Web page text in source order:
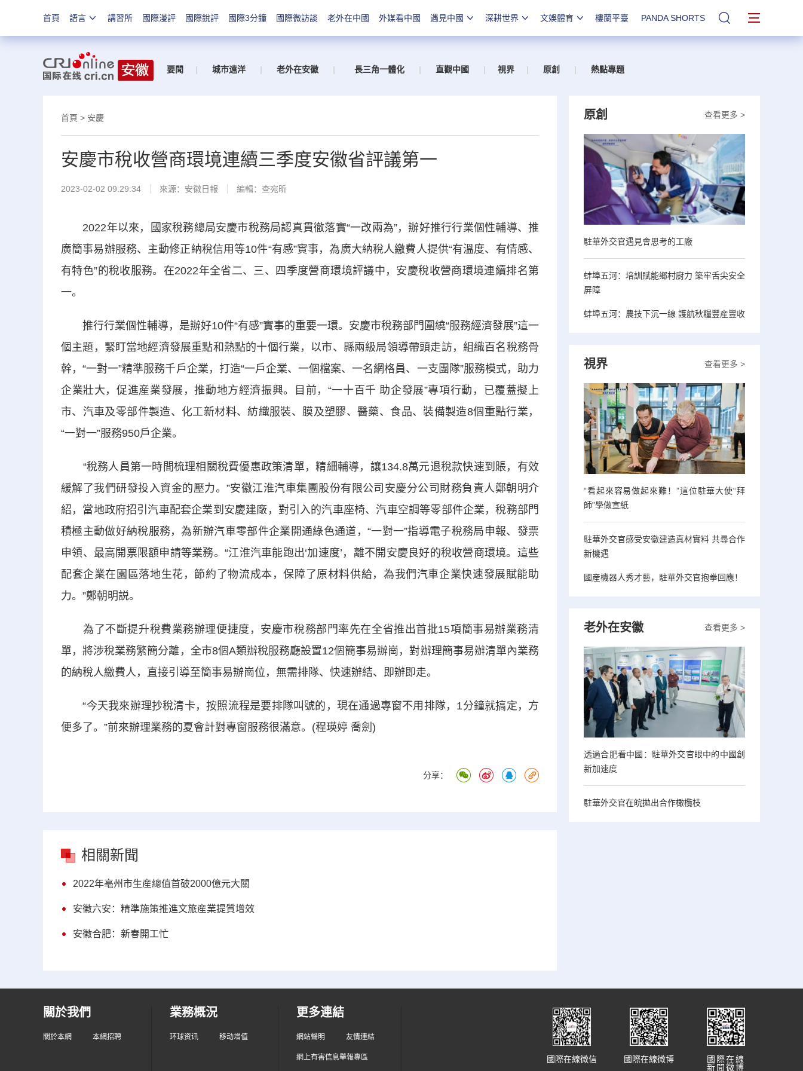
首頁 語言 講習所 國際漫評 國際銳評 國際3分鐘 國際微訪談 老外在中國 外媒看中國 遇見中國 深耕世界 文娛體育 樓蘭平臺 PANDA SHORTS 站內搜索
要聞 | 城市遠洋 | 老外在安徽 | 長三角一體化 | 直觀中國 | 視界 | 原創 | 熱點專題
首頁 > 安慶
安慶市稅收營商環境連續三季度安徽省評議第一
2023-02-02 09:29:34 來源： 安徽日報 編輯：查宛昕
2022年以來，國家稅務總局安慶市稅務局認真貫徹落實“一改兩為”，辦好推行行業個性輔導、推
廣簡事易辦服務、主動修正納稅信用等10件“有感”實事，為廣大納稅人繳費人提供“有溫度、有情感、
有特色”的稅收服務。在2022年全省二、三、四季度營商環境評議中，安慶稅收營商環境連續排名第
一。
推行行業個性輔導，是辦好10件“有感”實事的重要一環。安慶市稅務部門圍繞“服務經濟發展”這一
個主題，緊盯當地經濟發展重點和熱點的十個行業，以市、縣兩級局領導帶頭走訪，組織百名稅務骨
幹，“一對一”精準服務千戶企業，打造“一戶企業、一個檔案、一名網格員、一支團隊”服務模式，助力
企業壯大，促進産業發展，推動地方經濟振興。目前，“一十百千 助企發展”專項行動，已覆蓋擬上
市、汽車及零部件製造、化工新材料、紡織服裝、膜及塑膠、醫藥、食品、裝備製造8個重點行業，
“一對一”服務950戶企業。
“稅務人員第一時間梳理相關稅費優惠政策清單，精細輔導，讓134.8萬元退稅款快速到賬，有效
緩解了我們研發投入資金的壓力。”安徽江淮汽車集團股份有限公司安慶分公司財務負責人鄭朝明介
紹，當地政府招引汽車配套企業到安慶建廠，對引入的汽車座椅、汽車空調等零部件企業，稅務部門
積極主動做好納稅服務，為新辦汽車零部件企業開通綠色通道，“一對一”指導電子稅務局申報、發票
申領、最高開票限額申請等業務。“江淮汽車能跑出‘加速度’，離不開安慶良好的稅收營商環境。這些
配套企業在園區落地生花，節約了物流成本，保障了原材料供給，為我們汽車企業快速發展賦能助
力。”鄭朝明説。
為了不斷提升稅費業務辦理便捷度，安慶市稅務部門率先在全省推出首批15項簡事易辦業務清
單，將涉稅業務繁簡分離，全市8個A類辦稅服務廳設置12個簡事易辦崗，對辦理簡事易辦清單內業務
的納稅人繳費人，直接引導至簡事易辦崗位，無需排隊、快速辦結、即辦即走。
“今天我來辦理抄稅清卡，按照流程是要排隊叫號的，現在通過專窗不用排隊，1分鐘就搞定，方
便多了。”前來辦理業務的夏會計對專窗服務很滿意。(程瑛婷 喬劍)
分享：
相關新聞
2022年亳州市生産總值首破2000億元大關
安徽六安：精準施策推進文旅産業提質增效
安徽合肥：新春開工忙
查看更多 >
原創
駐華外交官遇見會思考的工廠
蚌埠五河：培訓賦能鄉村廚力 築牢舌尖安全
屏障
蚌埠五河：農技下沉一線 護航秋糧豐産豐收
查看更多 >
視界
“看起來容易做起來難！”這位駐華大使“拜
師”學做宣紙
駐華外交官感受安徽建造真材實料 共尋合作
新機遇
國産機器人秀才藝，駐華外交官抱拳回應！
查看更多 >
老外在安徽
透過合肥看中國：駐華外交官眼中的中國創
新加速度
駐華外交官在皖拋出合作橄欖枝
關於我們
關於本網 本網招聘
業務概況
环球资讯 移动增值
更多連結
網站聲明 友情連結
網上有害信息舉報專區
國際在線
新聞微博
國際在線微博
國際在線微信